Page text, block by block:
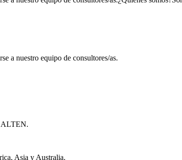
a nuestro equipo de consultores/as.
ALTEN.
Asia y Australia.